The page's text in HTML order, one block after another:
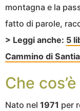
montagna e la
fatto di parole,
> Leggi anche: 5
Cammino di
Che
Nato nel 1971 per